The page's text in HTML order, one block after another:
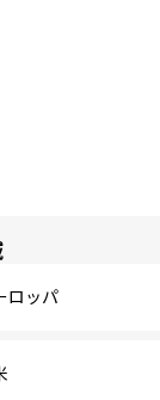
ロッパ